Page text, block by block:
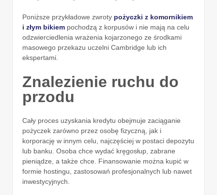
Poniższe przykładowe zwroty pożyczki z komornikiem
i złym bikiem pochodzą z korpusów i nie mają na celu
odzwierciedlenia wrażenia kojarzonego ze środkami
masowego przekazu uczelni Cambridge lub ich
ekspertami.
Znalezienie ruchu do
przodu
Cały proces uzyskania kredytu obejmuje zaciąganie
pożyczek zarówno przez osobę fizyczną, jak i
korporację w innym celu, najczęściej w postaci depozytu
lub banku. Osoba chce wydać kręgosłup, zabrane
pieniądze, a także chce. Finansowanie można kupić w
formie hostingu, zastosowań profesjonalnych lub nawet
inwestycyjnych.